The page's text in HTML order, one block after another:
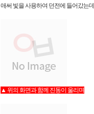
애써 빛을 사용하여 던전에 들어갔는
▲ 위의 화면과 함께 진동이 울리며